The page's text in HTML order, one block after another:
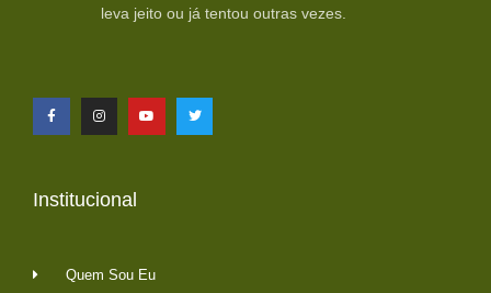
leva jeito ou já tentou outras vezes.
Institucional
Quem Sou Eu